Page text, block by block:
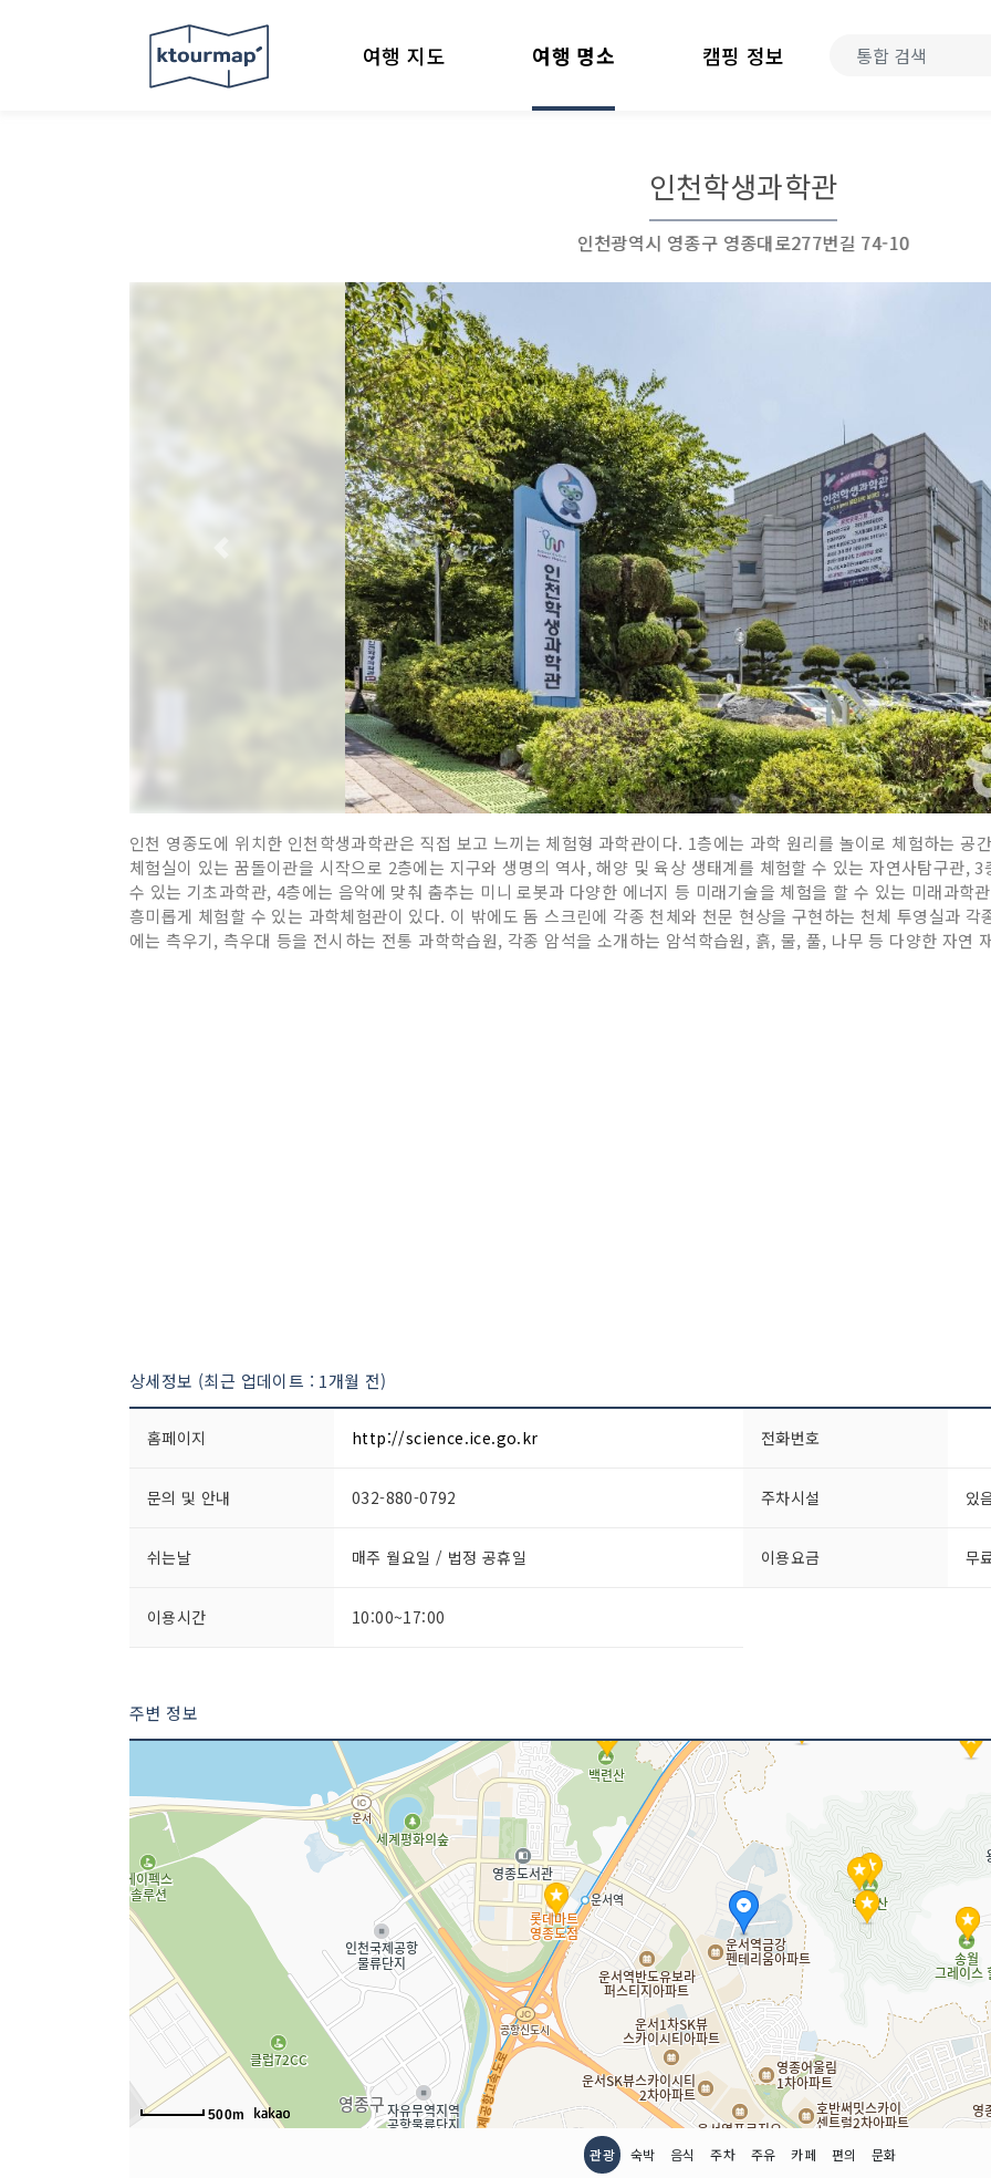
여행 지도 여행 명소 캠핑 정보
인천학생과학관
인천광역시 영종구 영종대로277번길 74-10
인천 영종도에 위치한 인천학생과학관은 직접 보고 느끼는 체험형 과학관이다. 1층에는 과학 원리를 놀이로 체험하는 공
체험실이 있는 꿈돌이관을 시작으로 2층에는 지구와 생명의 역사, 해양 및 육상 생태계를 체험할 수 있는 자연사탐구관,
수 있는 기초과학관, 4층에는 음악에 맞춰 춤추는 미니 로봇과 다양한 에너지 등 미래기술을 체험을 할 수 있는 미래과학
흥미롭게 체험할 수 있는 과학체험관이 있다. 이 밖에도 돔 스크린에 각종 천체와 천문 현상을 구현하는 천체 투영실과
에는 측우기, 측우대 등을 전시하는 전통 과학학습원, 각종 암석을 소개하는 암석학습원, 흙, 물, 풀, 나무 등 다양한 자연
상세정보 (최근 업데이트 : 1개월 전)
홈페이지 http://science.ice.go.kr 전화번호
문의 및 안내 032-880-0792 주차시설 있
쉬는날 매주 월요일 / 법정 공휴일 이용요금 무
이용시간 10:00~17:00
주변 정보
500m
관광 숙박 음식 주차 주유 카페 편의 문화